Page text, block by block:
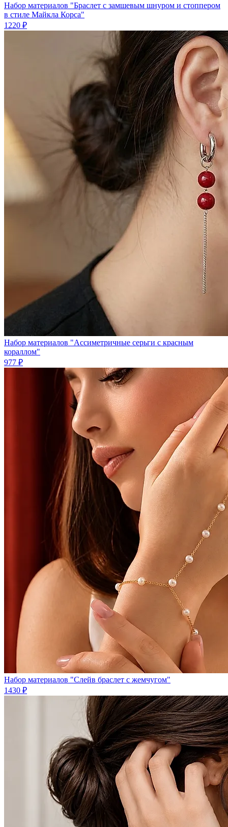
Набор материалов "Браслет с замшевым шнуром и стоппером
в стиле Майкла Корса"
1220 ₽
Набор материалов "Ассиметричные серьги с красным
кораллом"
977 ₽
Набор материалов "Слейв браслет с жемчугом"
1430 ₽